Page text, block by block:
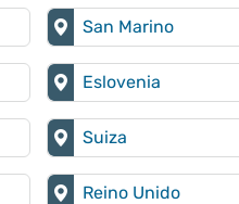
San Marino
Eslovenia
Suiza
Reino Unido